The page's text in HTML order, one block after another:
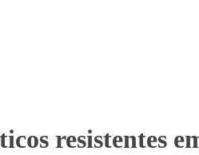
resistentes